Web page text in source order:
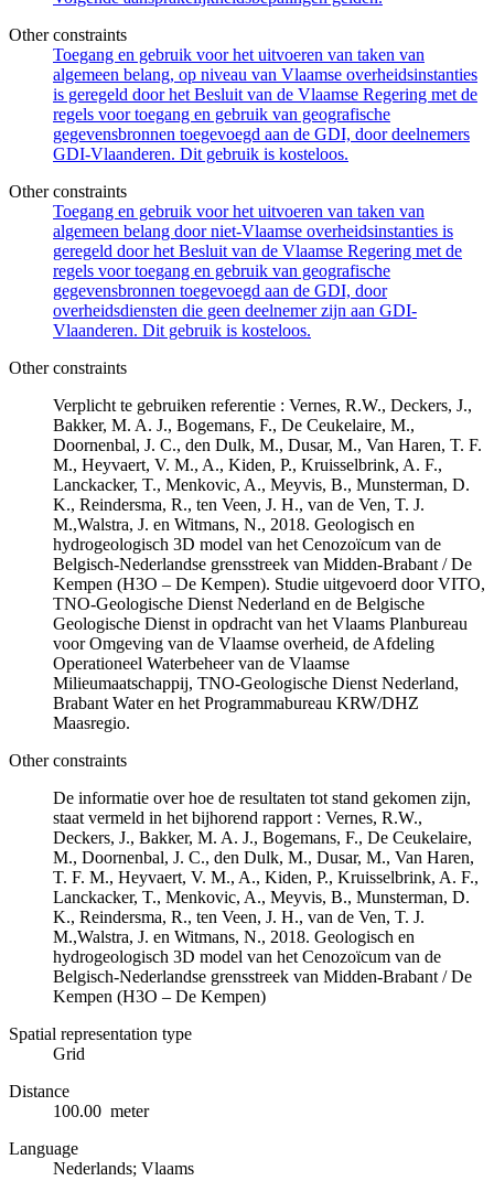
Other constraints
Toegang en gebruik voor het uitvoeren van taken van
algemeen belang, op niveau van Vlaamse overheidsinstanties
is geregeld door het Besluit van de Vlaamse Regering met de
regels voor toegang en gebruik van geografische
gegevensbronnen toegevoegd aan de GDI, door deelnemers
GDI-Vlaanderen. Dit gebruik is kosteloos.
Other constraints
Toegang en gebruik voor het uitvoeren van taken van
algemeen belang door niet-Vlaamse overheidsinstanties is
geregeld door het Besluit van de Vlaamse Regering met de
regels voor toegang en gebruik van geografische
gegevensbronnen toegevoegd aan de GDI, door
overheidsdiensten die geen deelnemer zijn aan GDI-
Vlaanderen. Dit gebruik is kosteloos.
Other constraints
Verplicht te gebruiken referentie : Vernes, R.W., Deckers, J.,
Bakker, M. A. J., Bogemans, F., De Ceukelaire, M.,
Doornenbal, J. C., den Dulk, M., Dusar, M., Van Haren, T. F.
M., Heyvaert, V. M., A., Kiden, P., Kruisselbrink, A. F.,
Lanckacker, T., Menkovic, A., Meyvis, B., Munsterman, D.
K., Reindersma, R., ten Veen, J. H., van de Ven, T. J.
M.,Walstra, J. en Witmans, N., 2018. Geologisch en
hydrogeologisch 3D model van het Cenozoïcum van de
Belgisch-Nederlandse grensstreek van Midden-Brabant / De
Kempen (H3O – De Kempen). Studie uitgevoerd door VITO,
TNO-Geologische Dienst Nederland en de Belgische
Geologische Dienst in opdracht van het Vlaams Planbureau
voor Omgeving van de Vlaamse overheid, de Afdeling
Operationeel Waterbeheer van de Vlaamse
Milieumaatschappij, TNO-Geologische Dienst Nederland,
Brabant Water en het Programmabureau KRW/DHZ
Maasregio.
Other constraints
De informatie over hoe de resultaten tot stand gekomen zijn,
staat vermeld in het bijhorend rapport : Vernes, R.W.,
Deckers, J., Bakker, M. A. J., Bogemans, F., De Ceukelaire,
M., Doornenbal, J. C., den Dulk, M., Dusar, M., Van Haren,
T. F. M., Heyvaert, V. M., A., Kiden, P., Kruisselbrink, A. F.,
Lanckacker, T., Menkovic, A., Meyvis, B., Munsterman, D.
K., Reindersma, R., ten Veen, J. H., van de Ven, T. J.
M.,Walstra, J. en Witmans, N., 2018. Geologisch en
hydrogeologisch 3D model van het Cenozoïcum van de
Belgisch-Nederlandse grensstreek van Midden-Brabant / De
Kempen (H3O – De Kempen)
Spatial representation type
Grid
Distance
100.00 meter
Language
Nederlands; Vlaams